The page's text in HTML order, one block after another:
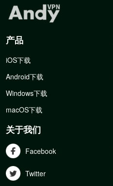
产品
iOS下载
Android下载
Windows下载
macOS下载
关于我们
Facebook
Twitter